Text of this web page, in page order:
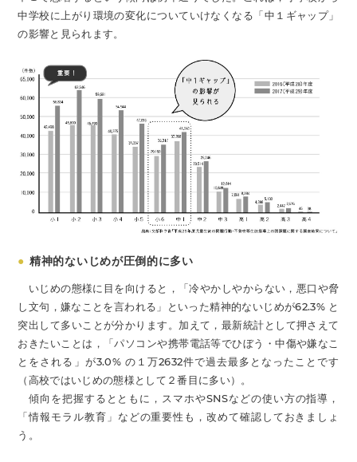
中学校に上がり環境の変化についていけなくなる「中１ギャップ」
の影響と見られます。
● 精神的ないじめが圧倒的に多い
いじめの態様に目を向けると，「冷やかしやからない，悪口や脅
し文句，嫌なことを言われる」といった精神的ないじめが62.3% と
突出して多いことが分かります。加えて，最新統計として押さえて
おきたいことは，「パソコンや携帯電話等でひぼう・中傷や嫌なこ
とをされる」が3.0% の１万2632件で過去最多となったことです
（高校ではいじめの態様として２番目に多い）。
傾向を把握するとともに，スマホやSNSなどの使い方の指導，
「情報モラル教育」などの重要性も，改めて確認しておきましょ
う。